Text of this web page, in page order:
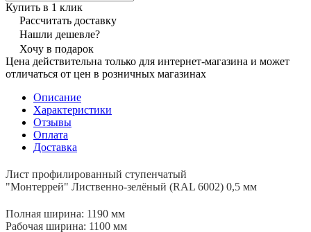
Купить в 1 клик
Рассчитать доставку
Нашли дешевле?
Хочу в подарок
Цена действительна только для интернет-магазина и может
отличаться от цен в розничных магазинах
Описание
Характеристики
Отзывы
Оплата
Доставка
Лист профилированный ступенчатый
"Монтеррей" Лиственно-зелёный (RAL 6002) 0,5 мм
Полная ширина: 1190 мм
Рабочая ширина: 1100 мм